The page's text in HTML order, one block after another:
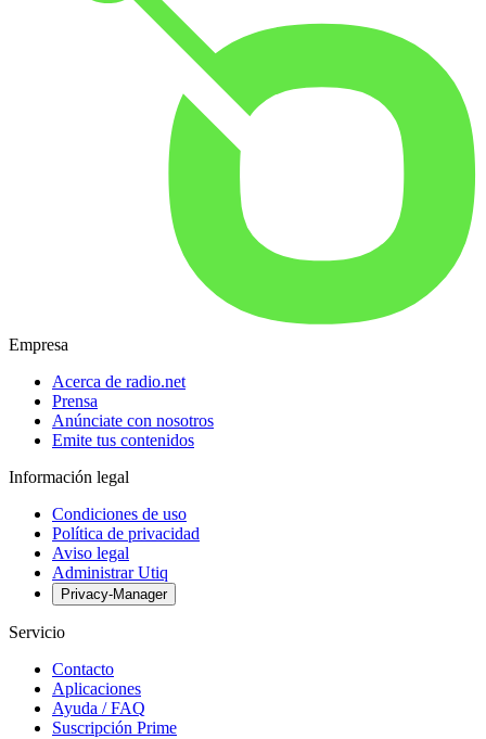
Empresa
Acerca de radio.net
Prensa
Anúnciate con nosotros
Emite tus contenidos
Información legal
Condiciones de uso
Política de privacidad
Aviso legal
Administrar Utiq
Privacy-Manager
Servicio
Contacto
Aplicaciones
Ayuda / FAQ
Suscripción Prime